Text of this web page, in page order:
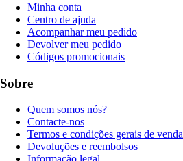
Minha conta
Centro de ajuda
Acompanhar meu pedido
Devolver meu pedido
Códigos promocionais
Sobre
Quem somos nós?
Contacte-nos
Termos e condições gerais de venda
Devoluções e reembolsos